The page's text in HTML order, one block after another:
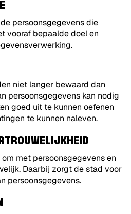
persoonsgegevens die
vooraf bepaalde doel en
niet langer bewaard dan
persoonsgegevens kan nodig
goed uit te kunnen oefenen
te kunnen naleven.
met persoonsgegevens en
Daarbij zorgt de stad voor
persoonsgegevens.